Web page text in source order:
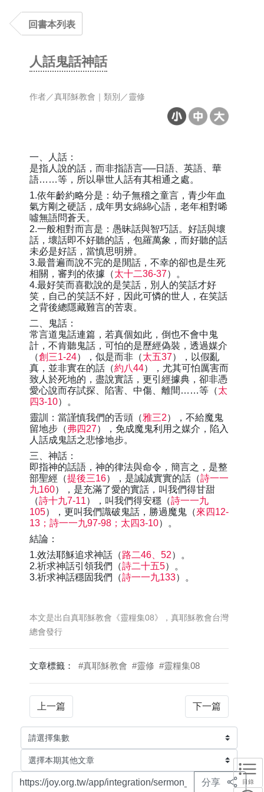
目錄
回書本列表
人話鬼話神話
作者／真耶穌教會｜類別／靈修
一、人話：
是指人說的話，而非指語言──日語、英語、華
語……等，所以舉世人話有其相通之處。
1.依年齡約略分是：幼子無稽之童言，青少年血
氣方剛之硬話，成年男女綿綿心語，老年相對唏
噓無語問蒼天。
2.一般相對而言是：愚昧話與智巧話。好話與壞
話，壞話即不好聽的話，包羅萬象，而好聽的話
未必是好話，當慎思明辨。
3.最普遍而說不完的是閒話，不幸的卻也是生死
相關，審判的依據（太十二36-37）。
4.最好笑而喜歡說的是笑話，別人的笑話才好
笑，自己的笑話不好，因此可憐的世人，在笑話
之背後總隱藏難言的苦衷。
二、鬼話：
常言道鬼話連篇，若真個如此，倒也不會中鬼
計，不肯聽鬼話，可怕的是歷經偽裝，透過媒介
（創三1-24），似是而非（太五37），以假亂
真，並非實在的話（約八44），尤其可怕厲害而
致人於死地的，盡說實話，更引經據典，卻非憑
愛心說而存試探、陷害、中傷、離間……等（太
四3-10）。
靈訓：當謹慎我們的舌頭（雅三2），不給魔鬼
留地步（弗四27），免成魔鬼利用之媒介，陷入
人話成鬼話之悲慘地步。
三、神話：
即指神的話語，神的律法與命令，簡言之，是整
部聖經（提後三16），是誠誠實實的話（詩一一
九160），是充滿了愛的實話，叫我們得甘甜
（詩十九7-11），叫我們得安穩（詩一一九
105），更叫我們識破鬼話，勝過魔鬼（來四12-
13；詩一一九97-98；太四3-10）。
結論：
1.效法耶穌追求神話（路二46、52）。
2.祈求神話引領我們（詩二十五5）。
3.祈求神話穩固我們（詩一一九133）。
本文是出自真耶穌教會《靈糧集08》，真耶穌教會台灣
總會發行
文章標籤： #真耶穌教會 #靈修 #靈糧集08
上一篇 下一篇
分享